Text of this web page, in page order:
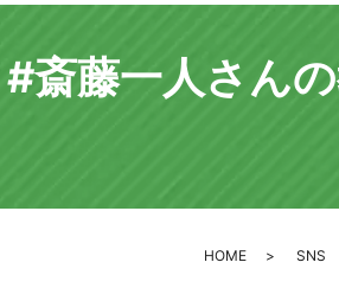
#斎藤一人さん
HOME SNS